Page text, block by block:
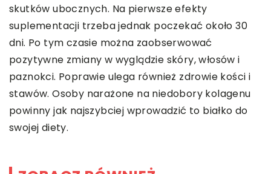
skutków ubocznych. Na pierwsze efekty
suplementacji trzeba jednak poczekać około 30
dni. Po tym czasie można zaobserwować
pozytywne zmiany w wyglądzie skóry, włosów i
paznokci. Poprawie ulega również zdrowie kości i
stawów. Osoby narażone na niedobory kolagenu
powinny jak najszybciej wprowadzić to białko do
swojej diety.